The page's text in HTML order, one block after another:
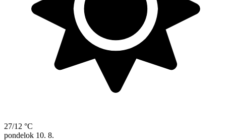
27/12 °C
pondelok 10. 8.